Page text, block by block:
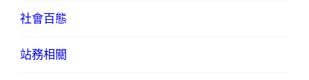
社會百態
站務相關